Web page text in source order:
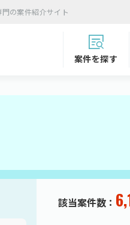
の案件紹介サイト
案件を探す
該当案件数：